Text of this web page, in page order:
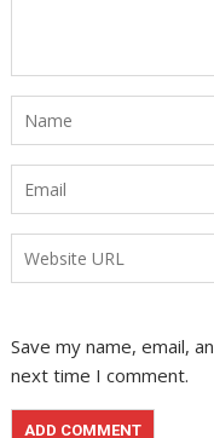
Save my name, email,
next time I comment.